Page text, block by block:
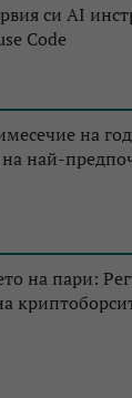
си AI
Code
на
на най-
на пари: